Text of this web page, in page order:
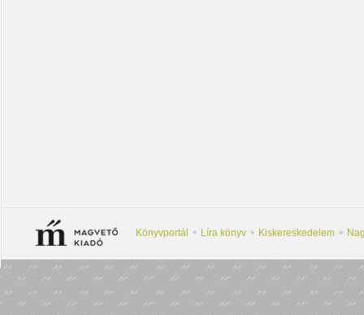
Könyvportál Líra könyv Kiskereskedelem